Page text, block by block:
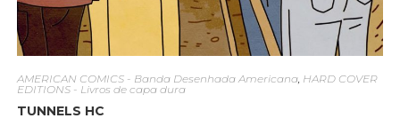
AMERICAN COMICS - Banda Desenhada Americana, HARD COVER
EDITIONS - Livros de capa dura
TUNNELS HC